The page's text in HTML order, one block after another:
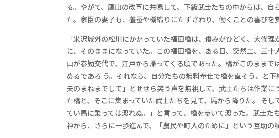
る。やがて、鷹山の改革に共鳴して、下級武士たちの中からは、
た。家臣の妻子も、養蚕や機織りにたずさわり、働くことの喜びを
「米沢城外の松川にかかっていた福田橋は、傷みがひどく、大修
に、そのままになっていた。この福田橋を、ある日、突然二、三
山が参勤交代で、江戸から帰ってくる頃であった。橋がこのまま
めるであろ う。それなら、自分たちの無料奉仕で橋を直そう、と
夫のまねまでして」とせせら笑う声を無視して、武士たちは作業
た橋と、そこに集まっていた武士たちを見て、馬から降りた。 そ
てい馬に乗っては渡れぬ。」と言って、橋を歩いて渡った。武士
神から、さらに一歩進んで、「農民や町人のために」という互助の